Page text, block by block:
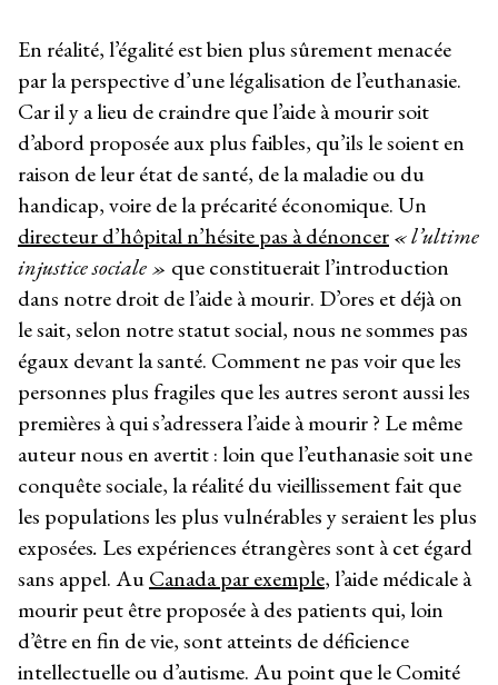
En réalité, l’égalité est bien plus sûrement menacée
par la perspective d’une légalisation de l’euthanasie.
Car il y a lieu de craindre que l’aide à mourir soit
d’abord proposée aux plus faibles, qu’ils le soient en
raison de leur état de santé, de la maladie ou du
handicap, voire de la précarité économique. Un
directeur d’hôpital n’hésite pas à dénoncer« l’ultime
injustice sociale » que constituerait l’introduction
dans notre droit de l’aide à mourir. D’ores et déjà on
le sait, selon notre statut social, nous ne sommes pas
égaux devant la santé. Comment ne pas voir que les
personnes plus fragiles que les autres seront aussi les
premières à qui s’adressera l’aide à mourir ? Le même
auteur nous en avertit : loin que l’euthanasie soit une
conquête sociale, la réalité du vieillissement fait que
les populations les plus vulnérables y seraient les plus
exposées. Les expériences étrangères sont à cet égard
sans appel. AuCanada par exemple, l’aide médicale à
mourir peut être proposée à des patients qui, loin
d’être en fin de vie, sont atteints de déficience
intellectuelle ou d’autisme. Au point que le Comité